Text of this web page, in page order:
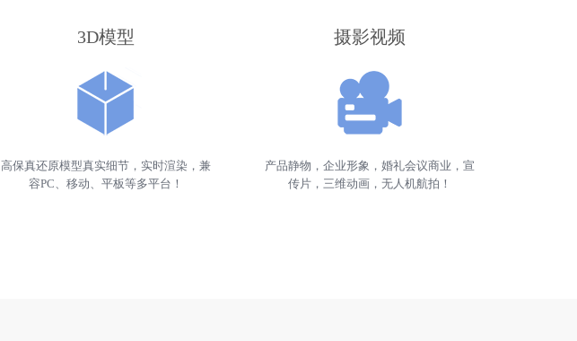
3D模型
高保真还原模型真实细节，实时渲染，兼
容PC、移动、平板等多平台！
摄影视频
产品静物，企业形象，婚礼会议商业，宣
传片，三维动画，无人机航拍！